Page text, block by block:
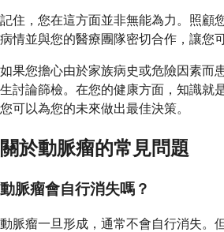
記住，您在這方面並非無能為力。照顧
病情並與您的醫療團隊密切合作，讓您
如果您擔心由於家族病史或危險因素而
生討論篩檢。在您的健康方面，知識就
您可以為您的未來做出最佳決策。
關於動脈瘤的常見問題
動脈瘤會自行消失嗎？
動脈瘤一旦形成，通常不會自行消失。